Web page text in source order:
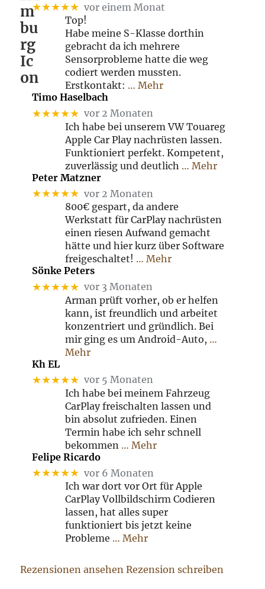
★★★★★ vor einem Monat
Top!
Habe meine S-Klasse dorthin
gebracht da ich mehrere
Sensorprobleme hatte die weg
codiert werden mussten.
Erstkontakt: … Mehr
Timo Haselbach
★★★★★ vor 2 Monaten
Ich habe bei unserem VW Touareg
Apple Car Play nachrüsten lassen.
Funktioniert perfekt. Kompetent,
zuverlässig und deutlich … Mehr
Peter Matzner
★★★★★ vor 2 Monaten
800€ gespart, da andere
Werkstatt für CarPlay nachrüsten
einen riesen Aufwand gemacht
hätte und hier kurz über Software
freigeschaltet! … Mehr
Sönke Peters
★★★★★ vor 3 Monaten
Arman prüft vorher, ob er helfen
kann, ist freundlich und arbeitet
konzentriert und gründlich. Bei
mir ging es um Android-Auto, …
Mehr
Kh EL
★★★★★ vor 5 Monaten
Ich habe bei meinem Fahrzeug
CarPlay freischalten lassen und
bin absolut zufrieden. Einen
Termin habe ich sehr schnell
bekommen … Mehr
Felipe Ricardo
★★★★★ vor 6 Monaten
Ich war dort vor Ort für Apple
CarPlay Vollbildschirm Codieren
lassen, hat alles super
funktioniert bis jetzt keine
Probleme … Mehr
Rezensionen ansehen Rezension schreiben